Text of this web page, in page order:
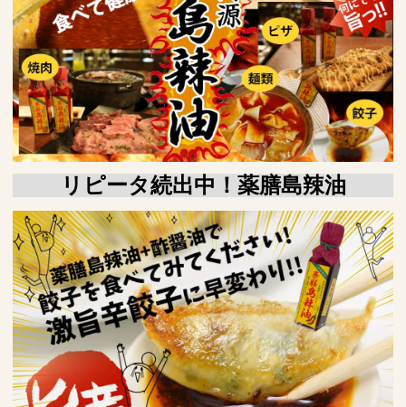
リピータ続出中！薬膳島辣油